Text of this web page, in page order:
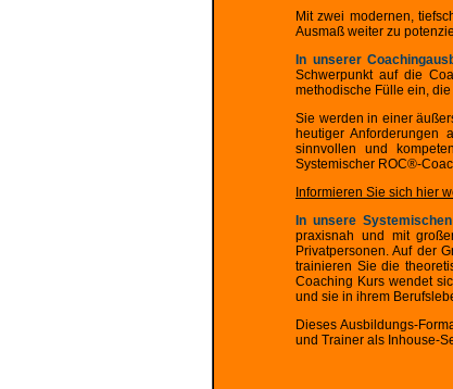
Mit zwei modernen,
Ausmaß weiter zu
In unserer
Schwerpunkt auf die
methodische Fülle ein,
Sie werden in einer
heutiger Anforderungen
sinnvollen und
Systemischer ROC®-
Informieren Sie sich hier
In unsere
praxisnah und mit
Privatpersonen. Auf der
trainieren Sie die
Coaching Kurs wendet
und sie in ihrem
Dieses Ausbildungs-
und Trainer als Inhouse-